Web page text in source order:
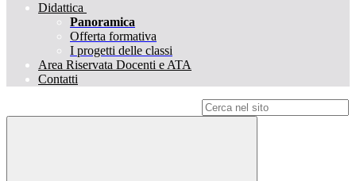
Didattica
Panoramica
Offerta formativa
I progetti delle classi
Area Riservata Docenti e ATA
Contatti